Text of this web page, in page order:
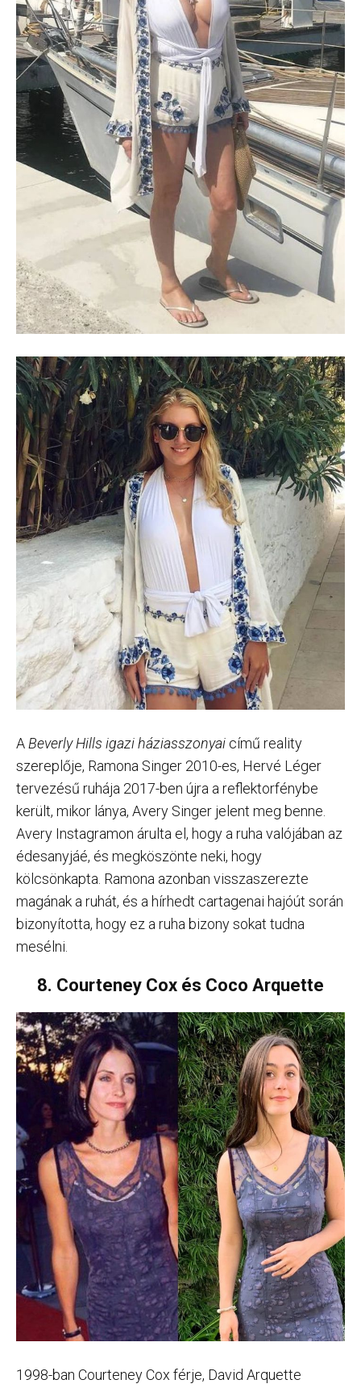
A Beverly Hills igazi háziasszonyai című reality
szereplője, Ramona Singer 2010-es, Hervé Léger
tervezésű ruhája 2017-ben újra a reflektorfénybe
került, mikor lánya, Avery Singer jelent meg benne.
Avery Instagramon árulta el, hogy a ruha valójában az
édesanyjáé, és megköszönte neki, hogy
kölcsönkapta. Ramona azonban visszaszerezte
magának a ruhát, és a hírhedt cartagenai hajóút során
bizonyította, hogy ez a ruha bizony sokat tudna
mesélni.
8. Courteney Cox és Coco Arquette
1998-ban Courteney Cox férje, David Arquette